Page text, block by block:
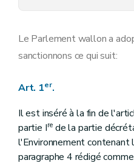
Le Parlement wallon a
sanctionnons ce qui suit:
Art. 1er.
Il est inséré à la fin de
partie Ire de la partie
l'Environnement contenant
paragraphe 4 rédigé